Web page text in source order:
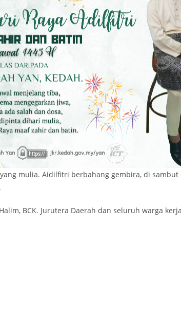
mulia. Aidilfitri berbahang gembira, di sambut
BCK. Jurutera Daerah dan seluruh warga kerja